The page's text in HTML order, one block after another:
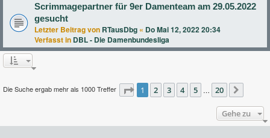
Scrimmagepartner für 9er Damenteam am 29.05.2022
gesucht
Letzter Beitrag von RTausDbg « Do Mai 12, 2022 20:34
Verfasst in DBL - Die Damenbundesliga
Die Suche ergab mehr als 1000 Treffer Seite1 von 20
1 2 3 4 5 … 20
Gehe zu